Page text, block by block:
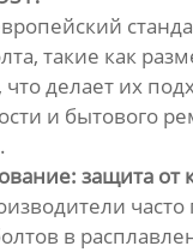
такие как
делает их
и бытового
защита от
в